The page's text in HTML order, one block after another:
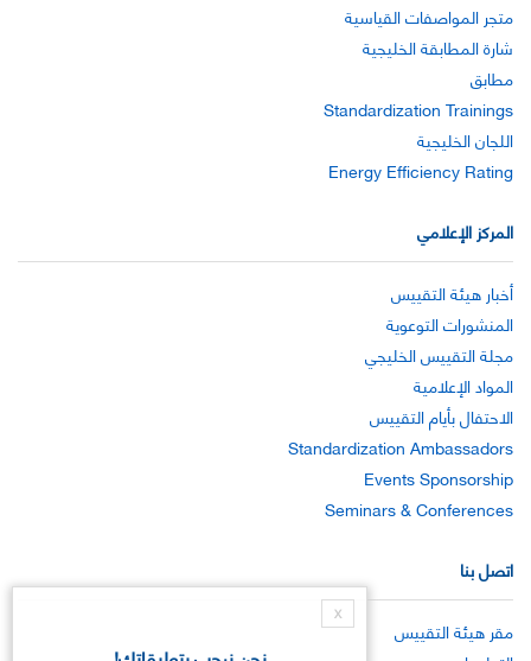
متجر المواصفات القياسية
شارة المطابقة الخليجية
مطابق
Standardization Trainings
اللجان الخليجية
Energy Efficiency Rating
المركز الإعلامي
أخبار هيئة التقييس
المنشورات التوعوية
مجلة التقييس الخليجي
المواد الإعلامية
الاحتفال بأيام التقييس
Standardization Ambassadors
Events Sponsorship
Seminars & Conferences
اتصل بنا
مقر هيئة التقييس
X